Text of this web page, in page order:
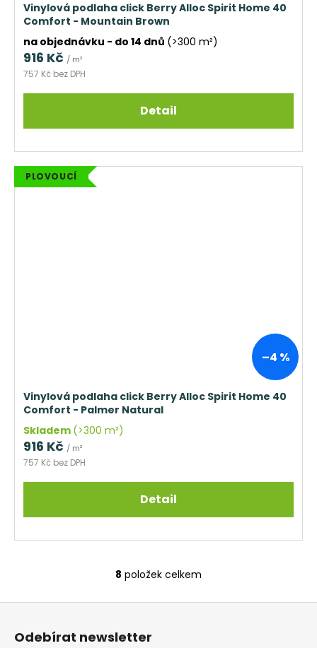
Vinylová podlaha click Berry Alloc Spirit Home 40
Comfort - Mountain Brown
na objednávku - do 14 dnů (>300 m²)
757 Kč bez DPH
916 Kč / m²
Detail
PLOVOUCÍ
–4 %
Vinylová podlaha click Berry Alloc Spirit Home 40
Comfort - Palmer Natural
Skladem (>300 m²)
757 Kč bez DPH
916 Kč / m²
Detail
O
8 položek celkem
Z
Odebírat newsletter